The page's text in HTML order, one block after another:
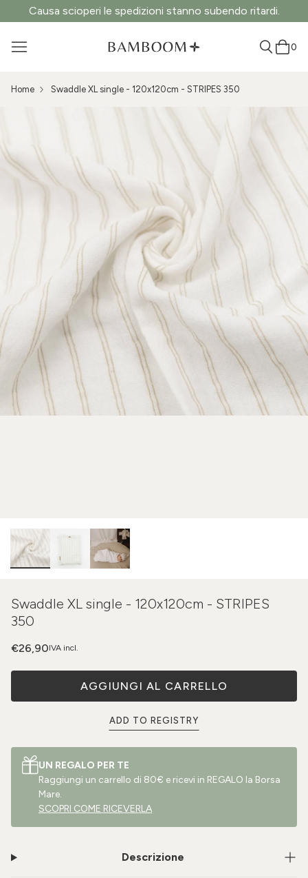
Causa scioperi le spedizioni stanno subendo ritardi.
0
Home Swaddle XL single - 120x120cm - STRIPES 350
Swaddle XL single - 120x120cm - STRIPES
350
IVA incl.
€26,90
AGGIUNGI AL CARRELLO
ADD TO REGISTRY
UN REGALO PER TE
Raggiungi un carrello di 80€ e ricevi in REGALO la Borsa
Mare.
SCOPRI COME RICEVERLA
Descrizione